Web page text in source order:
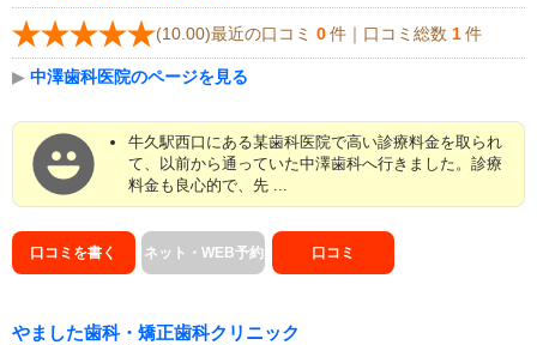
(10.00)最近の口コミ 0 件｜口コミ総数 1 件
▶ 中澤歯科医院のページを見る
牛久駅西口にある某歯科医院で高い診療料金を取られ
て、以前から通っていた中澤歯科へ行きました。診療
料金も良心的で、先 ...
口コミを書く ネット・WEB予約 口コミ
やました歯科・矯正歯科クリニック